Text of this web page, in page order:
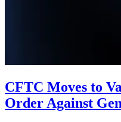
CFTC Moves to
Order Against